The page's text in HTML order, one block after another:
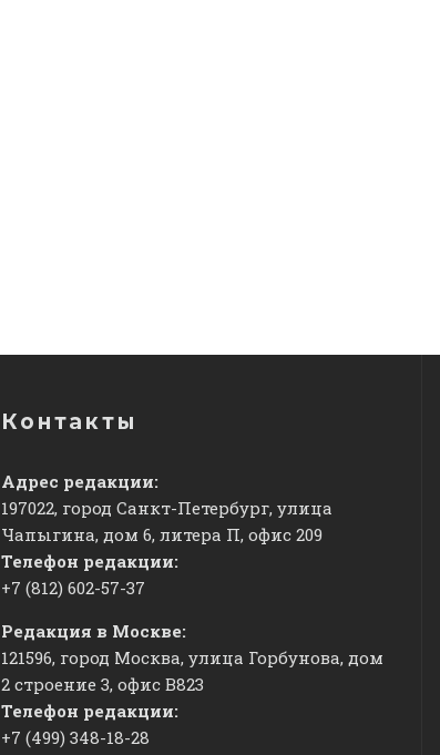
Контакты
Адрес редакции:
197022, город Санкт-Петербург, улица
Чапыгина, дом 6, литера П, офис 209
Телефон редакции:
+7 (812) 602-57-37
Редакция в Москве:
121596, город Москва, улица Горбунова, дом
2 строение 3, офис ​В823
Телефон редакции:
+7 (499) 348-18-28